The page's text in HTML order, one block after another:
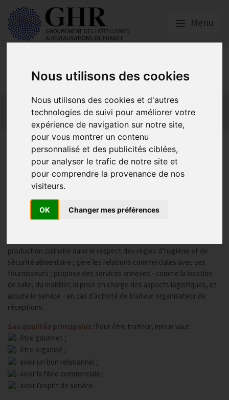
Nous utilisons des cookies
Nous utilisons des cookies et d'autres
technologies de suivi pour améliorer votre
expérience de navigation sur notre site,
pour vous montrer un contenu
personnalisé et des publicités ciblées,
pour analyser le trafic de notre site et
pour comprendre la provenance de nos
visiteurs.
OK Changer mes préférences
Menu
Handicap
Actualité 2026 Nos Métiers
Offres d’Emploi
Formation
Mission Handicap
Traiteur
Les Métiers de la Cuisine
24/06/2010
Son métier :
production culinaire dans le respect des règles d’hygiène et de
sécurité alimentaire ; gère les relations commerciales avec ses
fournisseurs ; propose des services annexes - comme la location
de salle, du mobilier, la prise en charge des aspects logistiques, et
assure le service - en cas d’activité de traiteur organisateur de
réceptions.
Ses qualités principales :Pour être traiteur, mieux vaut :
être gourmet ;
être organisé ;
avoir un bon relationnel ;
avoir la fibre commerciale ;
avoir l’esprit de service.